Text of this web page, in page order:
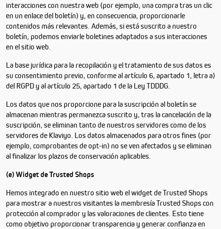
interacciones con nuestra web (por ejemplo, una compra tras un clic
en un enlace del boletín) y, en consecuencia, proporcionarle
contenidos más relevantes. Además, si está suscrito a nuestro
boletín, podemos enviarle boletines adaptados a sus interacciones
en el sitio web.
La base jurídica para la recopilación y el tratamiento de sus datos es
su consentimiento previo, conforme al artículo 6, apartado 1, letra a)
del RGPD y al artículo 25, apartado 1 de la Ley TDDDG.
Los datos que nos proporcione para la suscripción al boletín se
almacenan mientras permanezca suscrito y, tras la cancelación de la
suscripción, se eliminan tanto de nuestros servidores como de los
servidores de Klaviyo. Los datos almacenados para otros fines (por
ejemplo, comprobantes de opt-in) no se ven afectados y se eliminan
al finalizar los plazos de conservación aplicables.
(e) Widget de Trusted Shops
Hemos integrado en nuestro sitio web el widget de Trusted Shops
para mostrar a nuestros visitantes la membresía Trusted Shops con
protección al comprador y las valoraciones de clientes. Esto tiene
como objetivo proporcionar transparencia y generar confianza en